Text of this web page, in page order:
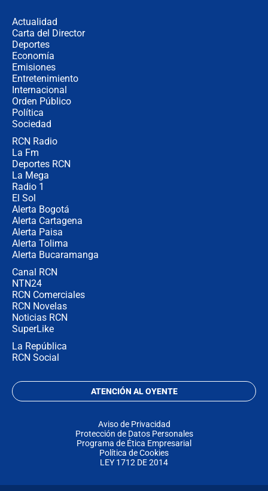
Actualidad
Carta del Director
Deportes
Economía
Emisiones
Entretenimiento
Internacional
Orden Público
Política
Sociedad
RCN Radio
La Fm
Deportes RCN
La Mega
Radio 1
El Sol
Alerta Bogotá
Alerta Cartagena
Alerta Paisa
Alerta Tolima
Alerta Bucaramanga
Canal RCN
NTN24
RCN Comerciales
RCN Novelas
Noticias RCN
SuperLike
La República
RCN Social
ATENCIÓN AL OYENTE
Aviso de Privacidad
Protección de Datos Personales
Programa de Ética Empresarial
Política de Cookies
LEY 1712 DE 2014